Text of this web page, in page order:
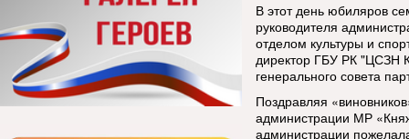
В этот день юбиляров
руководителя
отделом культуры и
директор ГБУ РК "ЦСЗН
генерального совета
Поздравляя
администрации МР
администрации